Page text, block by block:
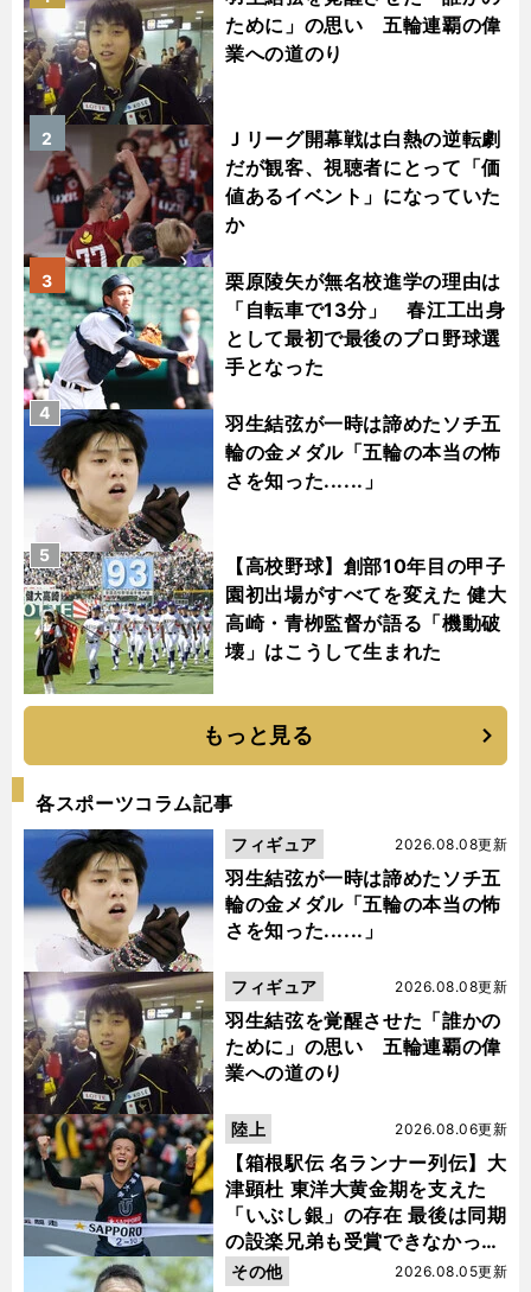
ために」の思い 五輪連覇の偉
業への道のり
Ｊリーグ開幕戦は白熱の逆転劇
だが観客、視聴者にとって「価
値あるイベント」になっていた
か
2
栗原陵矢が無名校進学の理由は
「自転車で13分」 春江工出身
として最初で最後のプロ野球選
手となった
3
羽生結弦が一時は諦めたソチ五
輪の金メダル「五輪の本当の怖
さを知った......」
4
【高校野球】創部10年目の甲子
園初出場がすべてを変えた 健大
高崎・青栁監督が語る「機動破
壊」はこうして生まれた
5
もっと見る
各スポーツコラム記事
羽生結弦が一時は諦めたソチ五
輪の金メダル「五輪の本当の怖
さを知った......」
2026.08.08更新
フィギュア
羽生結弦を覚醒させた「誰かの
ために」の思い 五輪連覇の偉
業への道のり
2026.08.08更新
フィギュア
【箱根駅伝 名ランナー列伝】大
津顕杜 東洋大黄金期を支えた
「いぶし銀」の存在 最後は同期
の設楽兄弟も受賞できなかった
金栗杯に輝く
2026.08.06更新
陸上
2026.08.05更新
その他